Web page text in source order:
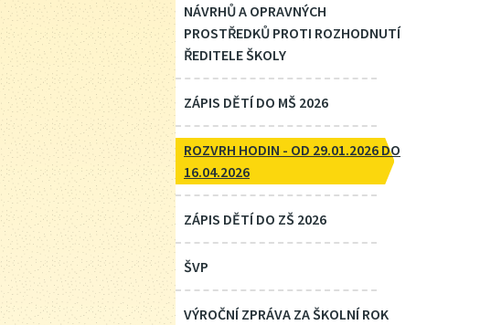
NÁVRHŮ A OPRAVNÝCH
PROSTŘEDKŮ PROTI ROZHODNUTÍ
ŘEDITELE ŠKOLY
ZÁPIS DĚTÍ DO MŠ 2026
ROZVRH HODIN - OD 29.01.2026 DO
16.04.2026
ZÁPIS DĚTÍ DO ZŠ 2026
ŠVP
VÝROČNÍ ZPRÁVA ZA ŠKOLNÍ ROK